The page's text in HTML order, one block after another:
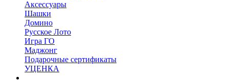
Аксессуары
Шашки
Домино
Русское Лото
Игра ГО
Маджонг
Подарочные сертификаты
УЦЕНКА